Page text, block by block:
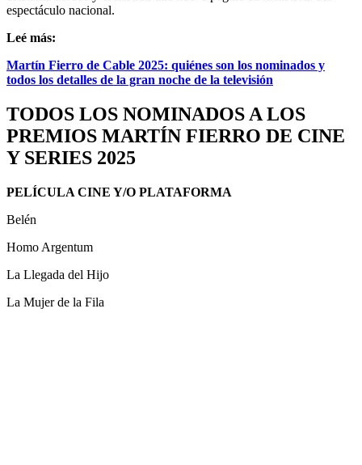
espectáculo nacional.
Leé más:
Martín Fierro de Cable 2025: quiénes son los nominados y
todos los detalles de la gran noche de la televisión
TODOS LOS NOMINADOS A LOS
PREMIOS MARTÍN FIERRO DE CINE
Y SERIES 2025
PELÍCULA CINE Y/O PLATAFORMA
Belén
Homo Argentum
La Llegada del Hijo
La Mujer de la Fila